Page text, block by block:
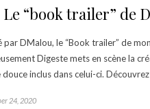
Le “book trailer” de
par DMalou, le “Book trailer” de
Digeste mets en scène la
inclus dans celui-ci.
24, 2020